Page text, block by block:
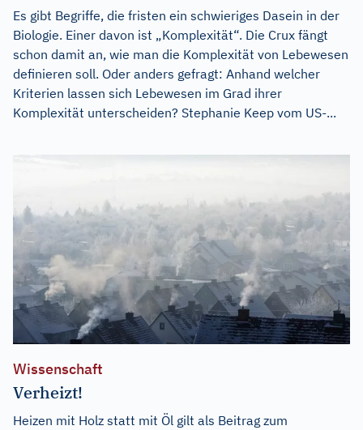
Es gibt Begriffe, die fristen ein schwieriges Dasein in der
Biologie. Einer davon ist „Komplexität“. Die Crux fängt
schon damit an, wie man die Komplexität von Lebewesen
definieren soll. Oder anders gefragt: Anhand welcher
Kriterien lassen sich Lebewesen im Grad ihrer
Komplexität unterscheiden? Stephanie Keep vom US-...
Wissenschaft
Verheizt!
Heizen mit Holz statt mit Öl gilt als Beitrag zum